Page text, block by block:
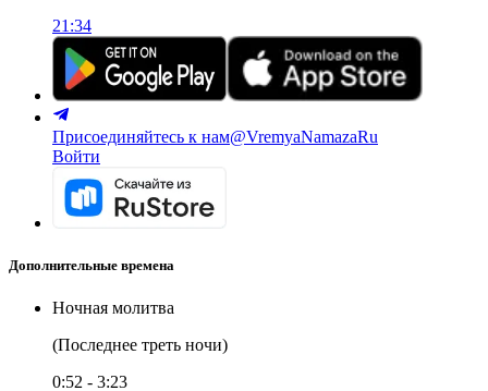
21:34
Присоединяйтесь к нам@VremyaNamazaRu
Войти
Дополнительные времена
Ночная молитва
(Последнее треть ночи)
0:52 - 3:23